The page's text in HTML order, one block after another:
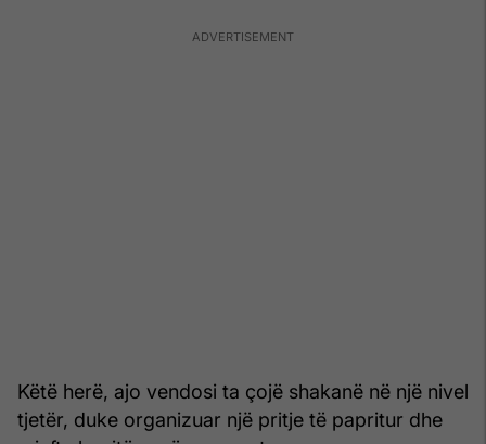
Këtë herë, ajo vendosi ta çojë shakanë në një nivel
tjetër, duke organizuar një pritje të papritur dhe